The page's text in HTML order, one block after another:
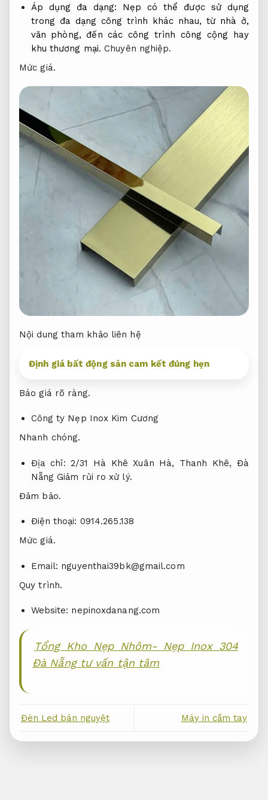
Áp dụng đa dạng: Nẹp có thể được sử dụng
trong đa dạng công trình khác nhau, từ nhà ở,
văn phòng, đến các công trình công cộng hay
khu thương mại. Chuyên nghiệp.
Mức giá.
Nội dung tham khảo liên hệ
Định giá bất động sản cam kết đúng hẹn
Báo giá rõ ràng.
Công ty Nẹp Inox Kim Cương
Nhanh chóng.
Địa chỉ: 2/31 Hà Khê Xuân Hà, Thanh Khê, Đà
Nẵng Giảm rủi ro xử lý.
Đảm bảo.
Điện thoại: 0914.265.138
Mức giá.
Email: nguyenthai39bk@gmail.com
Quy trình.
Website: nepinoxdanang.com
Tổng Kho Nẹp Nhôm- Nẹp Inox 304
Đà Nẵng tư vấn tận tâm
Đèn Led bán nguyệt Máy in cầm tay